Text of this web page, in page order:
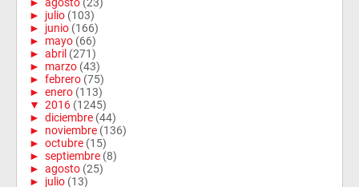
► julio (103)
► junio (166)
► mayo (66)
► abril (271)
► marzo (43)
► febrero (75)
► enero (113)
▼ 2016 (1245)
► diciembre (44)
► noviembre (136)
► octubre (15)
► septiembre (8)
► agosto (25)
► julio (13)